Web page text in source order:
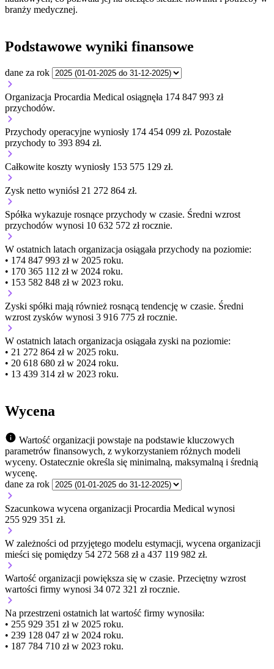
branży medycznej.
Podstawowe wyniki finansowe
dane za rok
Organizacja Procardia Medical osiągnęła 174 847 993 zł
przychodów.
Przychody operacyjne wyniosły 174 454 099 zł. Pozostałe
przychody to 393 894 zł.
Całkowite koszty wyniosły 153 575 129 zł.
Zysk netto wyniósł 21 272 864 zł.
Spółka wykazuje rosnące przychody w czasie. Średni wzrost
przychodów wynosi 10 632 572 zł rocznie.
W ostatnich latach organizacja osiągała przychody na poziomie:
• 174 847 993 zł w 2025 roku.
• 170 365 112 zł w 2024 roku.
• 153 582 848 zł w 2023 roku.
Zyski spółki mają również rosnącą tendencję w czasie. Średni
wzrost zysków wynosi 3 916 775 zł rocznie.
W ostatnich latach organizacja osiągała zyski na poziomie:
• 21 272 864 zł w 2025 roku.
• 20 618 680 zł w 2024 roku.
• 13 439 314 zł w 2023 roku.
Wycena
Wartość organizacji powstaje na podstawie kluczowych
parametrów finansowych, z wykorzystaniem różnych modeli
wyceny. Ostatecznie określa się minimalną, maksymalną i średnią
wycenę.
dane za rok
Szacunkowa wycena organizacji Procardia Medical wynosi
255 929 351 zł.
W zależności od przyjętego modelu estymacji, wycena organizacji
mieści się pomiędzy 54 272 568 zł a 437 119 982 zł.
Wartość organizacji powiększa się w czasie. Przeciętny wzrost
wartości firmy wynosi 34 072 321 zł rocznie.
Na przestrzeni ostatnich lat wartość firmy wynosiła:
• 255 929 351 zł w 2025 roku.
• 239 128 047 zł w 2024 roku.
• 187 784 710 zł w 2023 roku.